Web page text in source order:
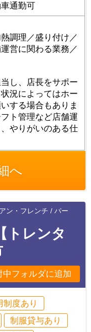
通勤可
調理／盛り付け／
営に関わる業務／
し、店長をサポー
況によってはホー
する場合もありま
ト管理など店舗運
やりがいのある仕
へ
ン・フレンチ / パー
トレンタ
中フォルダに追加
制度あり
制服貸与あり